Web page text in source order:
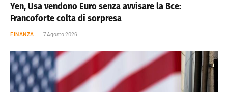
Yen, Usa vendono Euro senza avvisare la Bce:
Francoforte colta di sorpresa
FINANZA 7 Agosto 2026